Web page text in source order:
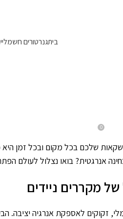
ביתגנרטורים
0
שלכם בכל מקום ובכל זמן
אנרגטית? בואו נצלול לעולם
מקררים ניידים
זקוקים לאספקת אנרגיה יציבה.